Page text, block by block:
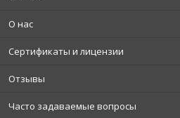
О нас
Сертификаты и лицензии
Отзывы
Часто задаваемые вопросы